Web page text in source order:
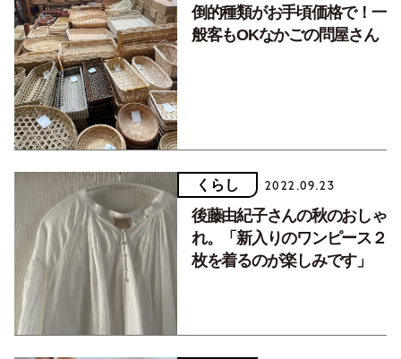
倒的種類がお手頃価格で！一
般客もOKなかごの問屋さん
くらし 2022.09.23
後藤由紀子さんの秋のおしゃ
れ。「新入りのワンピース２
枚を着るのが楽しみです」